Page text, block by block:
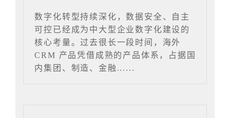
数字化转型持续深化，数据安全、自主
可控已经成为中大型企业数字化建设的
核心考量。过去很长一段时间，海外
CRM 产品凭借成熟的产品体系，占据国
内集团、制造、金融......